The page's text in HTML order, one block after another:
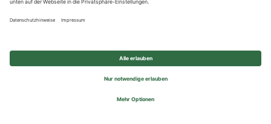
© 2026 REWE Group - All rights reserved